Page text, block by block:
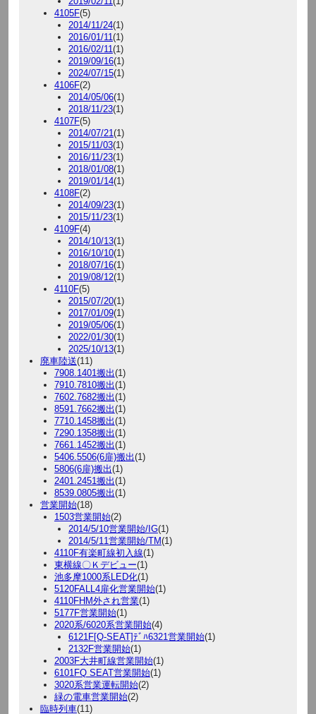
4105F(5)
2014/11/24(1)
2016/01/11 (1)
2016/02/11 (1)
2019/09/16(1)
2024/07/15(1)
4106F(2)
2014/05/06(1)
2018/11/23(1)
4107F(5)
2014/07/21 (1)
2015/11/03(1)
2016/11/23(1)
2018/01/08(1)
2019/01/14(1)
4108F(2)
2014/09/23(1)
2015/11/23(1)
4109F(4)
2014/10/13(1)
2016/10/10(1)
2018/07/16(1)
2019/08/12(1)
4110F(5)
2015/07/20(1)
2017/01/09(1)
2019/05/06(1)
2022/01/30(1)
2025/10/13(1)
廃車陸送(11)
7908.1401搬出(1)
7910.7810搬出(1)
7602.7682搬出(1)
8591.7662搬出(1)
7710.1458搬出(1)
7290.1358搬出(1)
7661.1452搬出(1)
5406.5506(6扉)搬出(1)
5806(6扉)搬出(1)
2401.2451搬出(1)
8539.0805搬出(1)
営業開始(18)
1503営業開始(2)
2014/5/10営業開始/IG(1)
2014/5/11営業開始/TM(1)
4110F有楽町線初入線(1)
東横線〇Ｋデビュー(1)
池多摩1000系LED化(1)
5120FALL4扉化営業開始(1)
4110FHM外され営業(1)
5177F営業開始(1)
2020系/6020系営業開始(4)
6121F[Q-SEAT]ﾃﾞﾊ6321営業開始(1)
2132F営業開始(1)
2003F大井町線営業開始(1)
6101FQ SEAT営業開始(1)
3020系営業運転開始(2)
緑の電車営業開始(2)
臨時列車(11)